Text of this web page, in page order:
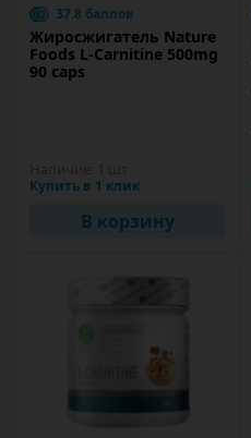
37.8 баллов
Жиросжигатель Nature
Foods L-Carnitine 500mg
90 caps
Купить в 1 клик
В корзину